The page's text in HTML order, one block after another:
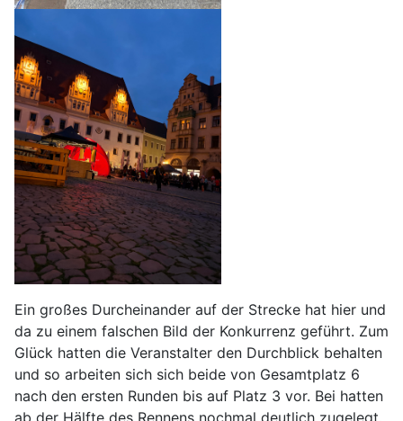
Ein großes Durcheinander auf der Strecke hat hier und
da zu einem falschen Bild der Konkurrenz geführt. Zum
Glück hatten die Veranstalter den Durchblick behalten
und so arbeiten sich sich beide von Gesamtplatz 6
nach den ersten Runden bis auf Platz 3 vor. Bei hatten